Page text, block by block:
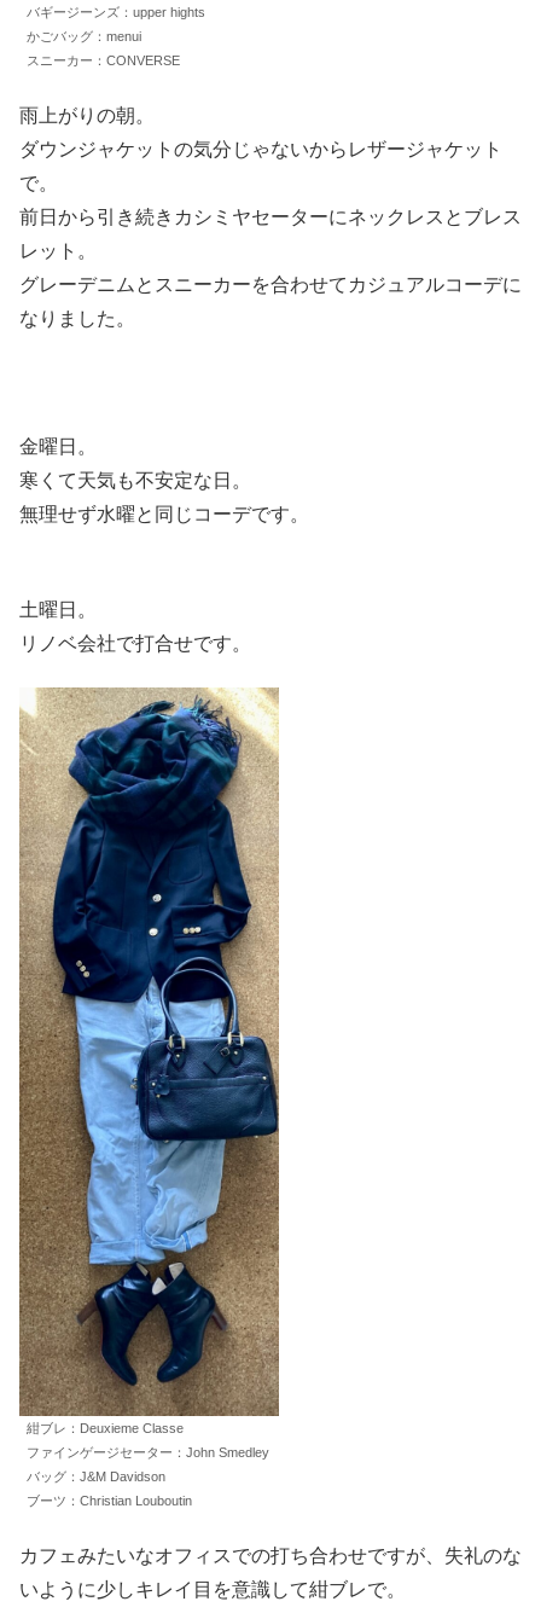
バギージーンズ：upper hights
かごバッグ：menui
スニーカー：CONVERSE
雨上がりの朝。
ダウンジャケットの気分じゃないからレザージャケット
で。
前日から引き続きカシミヤセーターにネックレスとブレス
レット。
グレーデニムとスニーカーを合わせてカジュアルコーデに
なりました。
金曜日。
寒くて天気も不安定な日。
無理せず水曜と同じコーデです。
土曜日。
リノベ会社で打合せです。
紺ブレ：Deuxieme Classe
ファインゲージセーター：John Smedley
バッグ：J&M Davidson
ブーツ：Christian Louboutin
カフェみたいなオフィスでの打ち合わせですが、失礼のな
いように少しキレイ目を意識して紺ブレで。